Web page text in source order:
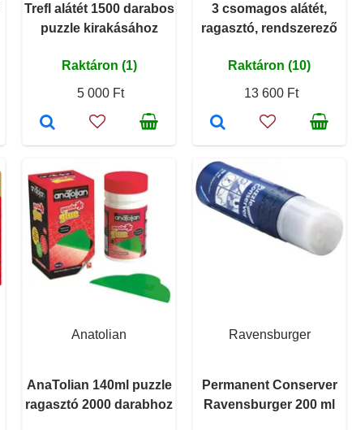
Trefl alátét 1500 darabos
puzzle kirakásához
Raktáron (1)
5 000 Ft
3 csomagos alátét,
ragasztó, rendszerező
Raktáron (10)
13 600 Ft
Anatolian
AnaTolian 140ml puzzle
ragasztó 2000 darabhoz
Ravensburger
Permanent Conserver
Ravensburger 200 ml